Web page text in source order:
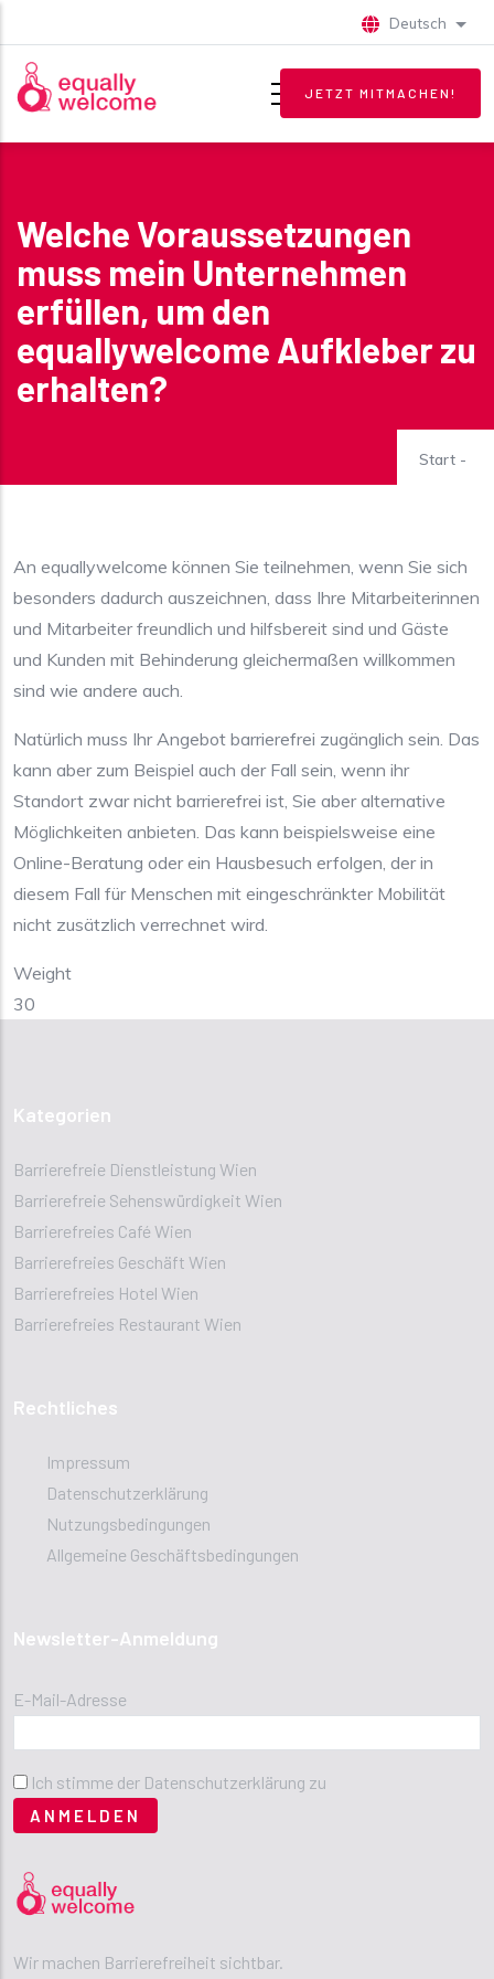
Deutsch
JETZT MITMACHEN!
Welche Voraussetzungen
muss mein Unternehmen
erfüllen, um den
equallywelcome Aufkleber zu
erhalten?
Start -
An equallywelcome können Sie teilnehmen, wenn Sie sich
besonders dadurch auszeichnen, dass Ihre Mitarbeiterinnen
und Mitarbeiter freundlich und hilfsbereit sind und Gäste
und Kunden mit Behinderung gleichermaßen willkommen
sind wie andere auch.
Natürlich muss Ihr Angebot barrierefrei zugänglich sein. Das
kann aber zum Beispiel auch der Fall sein, wenn ihr
Standort zwar nicht barrierefrei ist, Sie aber alternative
Möglichkeiten anbieten. Das kann beispielsweise eine
Online-Beratung oder ein Hausbesuch erfolgen, der in
diesem Fall für Menschen mit eingeschränkter Mobilität
nicht zusätzlich verrechnet wird.
Weight
30
Kategorien
Barrierefreie Dienstleistung Wien
Barrierefreie Sehenswürdigkeit Wien
Barrierefreies Café Wien
Barrierefreies Geschäft Wien
Barrierefreies Hotel Wien
Barrierefreies Restaurant Wien
Rechtliches
Impressum
Datenschutzerklärung
Nutzungsbedingungen
Allgemeine Geschäftsbedingungen
Newsletter-Anmeldung
E-Mail-Adresse
Ich stimme der Datenschutzerklärung zu
Wir machen Barrierefreiheit sichtbar.